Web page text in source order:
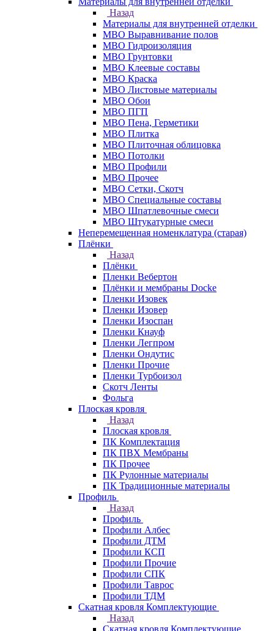
Назад
Материалы для внутренней отделки
МВО Выравнивание полов
МВО Гидроизоляция
МВО Грунтовки
МВО Клеевые составы
МВО Краска
МВО Листовые материалы
МВО Обои
МВО ПГП
МВО Пена, Герметики
МВО Плитка
МВО Плиточная облицовка
МВО Потолки
МВО Профили
МВО Прочее
МВО Сетки, Скотч
МВО Специальные составы
МВО Шпатлевочные смеси
МВО Штукатурные смеси
Неперемещенная номенклатура (старая)
Плёнки
Назад
Плёнки
Пленки Вебертон
Плёнки и мембраны Docke
Пленки Изовек
Пленки Изовер
Пленки Изоспан
Пленки Кнауф
Пленки Легпром
Пленки Ондутис
Пленки Прочие
Пленки Турбоизол
Скотч Ленты
Фольга
Плоская кровля
Назад
Плоская кровля
ПК Комплектация
ПК ПВХ Мембраны
ПК Прочее
ПК Рулонные материалы
ПК Традиционные материалы
Профиль
Назад
Профиль
Профили Албес
Профили ДТМ
Профили КСП
Профили Прочие
Профили СПК
Профили Таврос
Профили ТДМ
Скатная кровля Комплектующие
Назад
Скатная кровля Комплектующие